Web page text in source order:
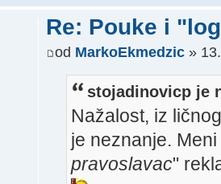
Re: Pouke i
od MarkoEkmedzic»
stojadinovicp je
Nažalost, iz
je neznanje.
pravoslavac"